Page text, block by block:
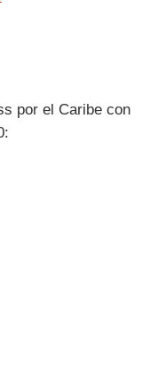
por el Caribe con